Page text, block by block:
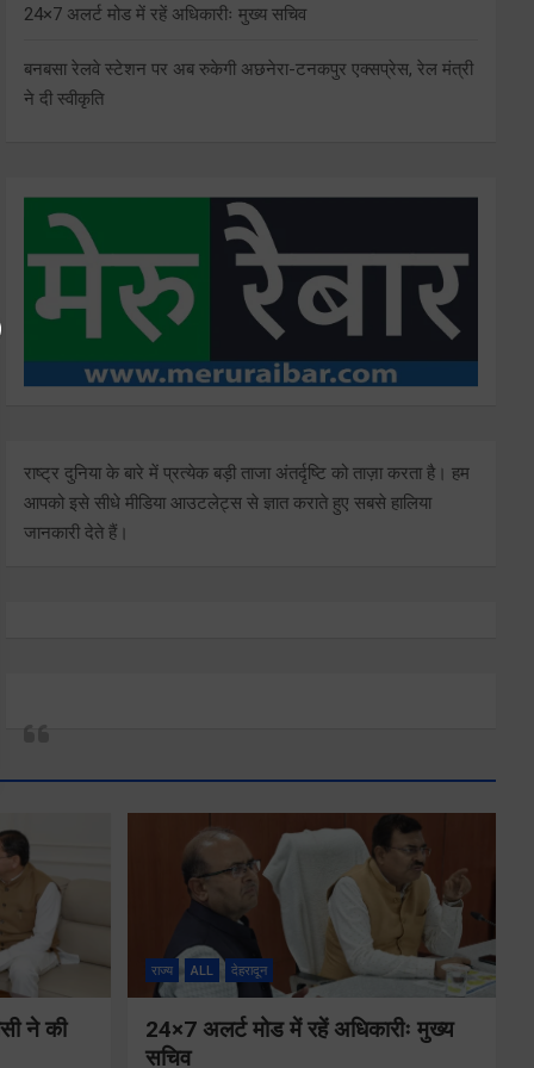
24×7 अलर्ट मोड में रहें अधिकारीः मुख्य सचिव
बनबसा रेलवे स्टेशन पर अब रुकेगी अछनेरा-टनकपुर एक्सप्रेस, रेल मंत्री
ने दी स्वीकृति
राष्ट्र दुनिया के बारे में प्रत्येक बड़ी ताजा अंतर्दृष्टि को ताज़ा करता है। हम
आपको इसे सीधे मीडिया आउटलेट्स से ज्ञात कराते हुए सबसे हालिया
जानकारी देते हैं।
ने की
राज्य ALL देहरादून
24×7 अलर्ट मोड में रहें अधिकारीः मुख्य
सचिव